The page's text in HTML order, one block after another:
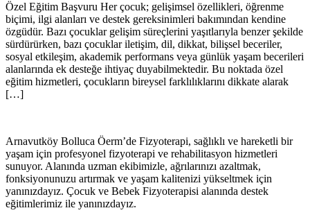
Özel Eğitim Başvuru Her çocuk; gelişimsel özellikleri, öğrenme
biçimi, ilgi alanları ve destek gereksinimleri bakımından kendine
özgüdür. Bazı çocuklar gelişim süreçlerini yaşıtlarıyla benzer şekilde
sürdürürken, bazı çocuklar iletişim, dil, dikkat, bilişsel beceriler,
sosyal etkileşim, akademik performans veya günlük yaşam becerileri
alanlarında ek desteğe ihtiyaç duyabilmektedir. Bu noktada özel
eğitim hizmetleri, çocukların bireysel farklılıklarını dikkate alarak
[…]
Arnavutköy Bolluca Öerm’de Fizyoterapi, sağlıklı ve hareketli bir
yaşam için profesyonel fizyoterapi ve rehabilitasyon hizmetleri
sunuyor. Alanında uzman ekibimizle, ağrılarınızı azaltmak,
fonksiyonunuzu artırmak ve yaşam kalitenizi yükseltmek için
yanınızdayız. Çocuk ve Bebek Fizyoterapisi alanında destek
eğitimlerimiz ile yanınızdayız.